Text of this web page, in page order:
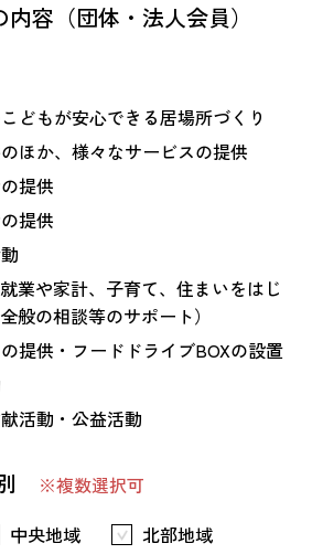
会員登録
埼玉県社会福祉協議会HP）
運営する
バイザー
容（団体・法人会員）
どもが安心できる居場所づくり
ほか、様々なサービスの提供
提供
提供
業や家計、子育て、住まいをはじ
般の相談等のサポート）
提供・フードドライブBOXの設置
活動・公益活動
※複数選択可
中央地域
北部地域